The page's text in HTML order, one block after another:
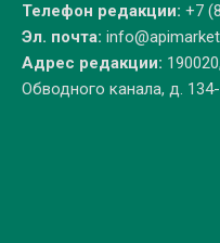
Телефон редакции: +7
Эл. почта:
Адрес редакции:
Обводного канала, д.